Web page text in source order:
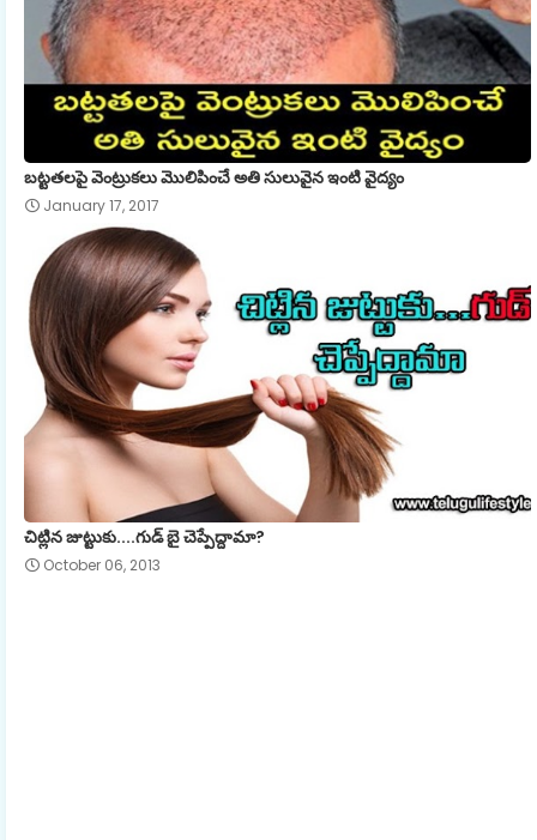
బట్టతలపై వెంట్రుకలు మొలిపించే అతి సులువైన ఇంటి వైద్యం
January 17, 2017
చిట్లిన జుట్టుకు....గుడ్ బై చెప్పేద్దామా?
October 06, 2013